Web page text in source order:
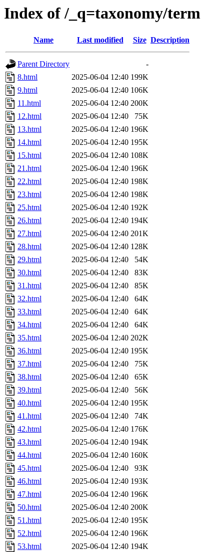
Index of /_q=taxonomy/term
Name Last modified Size Description
Parent Directory
-
8.html
2025-06-04 12:40 199K
9.html
2025-06-04 12:40 106K
11.html
2025-06-04 12:40 200K
12.html
2025-06-04 12:40
75K
13.html
2025-06-04 12:40 196K
14.html
2025-06-04 12:40 195K
15.html
2025-06-04 12:40 108K
21.html
2025-06-04 12:40 196K
22.html
2025-06-04 12:40 198K
23.html
2025-06-04 12:40 198K
25.html
2025-06-04 12:40 192K
26.html
2025-06-04 12:40 194K
27.html
2025-06-04 12:40 201K
28.html
2025-06-04 12:40 128K
29.html
2025-06-04 12:40
54K
30.html
2025-06-04 12:40
83K
31.html
2025-06-04 12:40
85K
32.html
2025-06-04 12:40
64K
33.html
2025-06-04 12:40
64K
34.html
2025-06-04 12:40
64K
35.html
2025-06-04 12:40 202K
36.html
2025-06-04 12:40 195K
37.html
2025-06-04 12:40
75K
38.html
2025-06-04 12:40
65K
39.html
2025-06-04 12:40
56K
40.html
2025-06-04 12:40 195K
41.html
2025-06-04 12:40
74K
42.html
2025-06-04 12:40 176K
43.html
2025-06-04 12:40 194K
44.html
2025-06-04 12:40 160K
45.html
2025-06-04 12:40
93K
46.html
2025-06-04 12:40 193K
47.html
2025-06-04 12:40 196K
50.html
2025-06-04 12:40 200K
51.html
2025-06-04 12:40 195K
52.html
2025-06-04 12:40 196K
53.html
2025-06-04 12:40 194K